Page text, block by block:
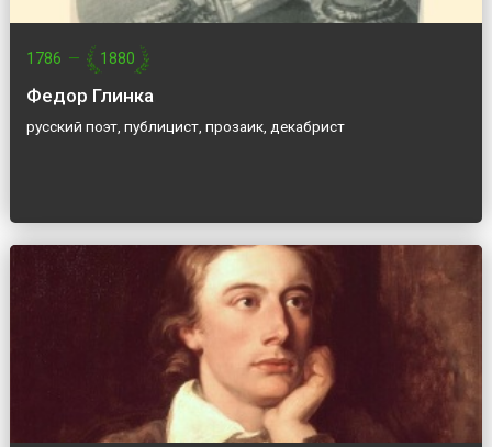
1786 — 1880
Федор Глинка
русский поэт, публицист, прозаик, декабрист